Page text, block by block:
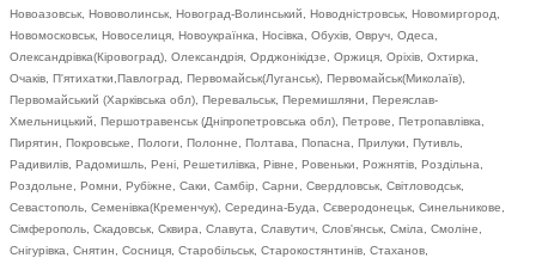
Новоазовськ, Нововолинськ, Новоград-Волинський, Новодністровськ, Новомиргород,
Новомосковськ, Новоселиця, Новоукраїнка, Носівка, Обухів, Овруч, Одеса,
Олександрівка(Кіровоград), Олександрія, Орджонікідзе, Оржиця, Оріхів, Охтирка,
Очаків, П'ятихатки,Павлоград, Первомайськ(Луганськ), Первомайськ(Миколаїв),
Первомайський (Харківська обл), Перевальськ, Перемишляни, Переяслав-
Хмельницький, Першотравенськ (Дніпропетровська обл), Петрове, Петропавлівка,
Пирятин, Покровське, Пологи, Полонне, Полтава, Попасна, Прилуки, Путивль,
Радивилів, Радомишль, Рені, Решетилівка, Рівне, Ровеньки, Рожнятів, Роздільна,
Роздольне, Ромни, Рубіжне, Саки, Самбір, Сарни, Свердловськ, Світловодськ,
Севастополь, Семенівка(Кременчук), Середина-Буда, Сєверодонецьк, Синельникове,
Сімферополь, Скадовськ, Сквира, Славута, Славутич, Слов'янськ, Сміла, Смоліне,
Снігурівка, Снятин, Сосниця, Старобільськ, Старокостянтинів, Стаханов,